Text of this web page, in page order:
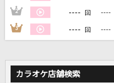
2 ---- 回 ----
3 ---- 回 ----
カラオケ店舗検索